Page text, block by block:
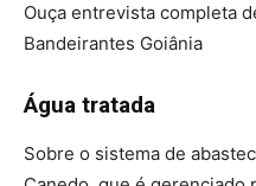
Ouça entrevista completa
Bandeirantes Goiânia
Água tratada
Sobre o sistema de